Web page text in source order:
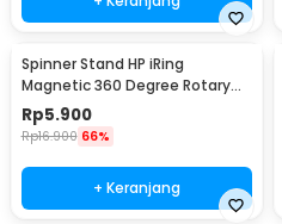
Spinner Stand HP iRing
Magnetic 360 Degree Rotary
Phone Holder
Rp5.900
Rp16.900 66%
+ Keranjang